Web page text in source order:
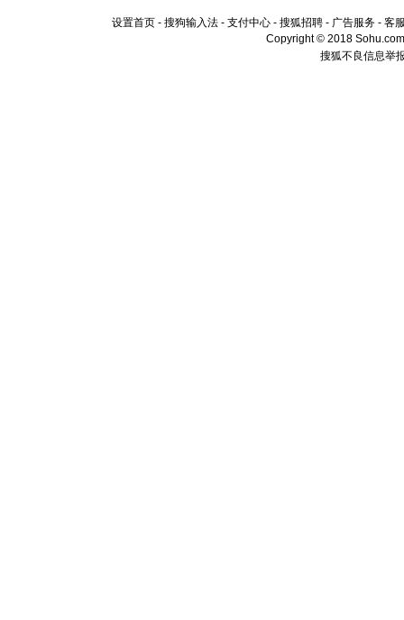
设置首页 - 搜狗输入法 - 支付中心 - 搜狐招聘 - 广告服务 - 客
Copyright © 2018
搜狐不良信息举